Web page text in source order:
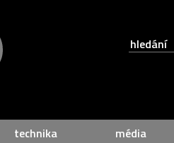
technika média